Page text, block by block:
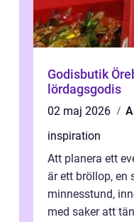
Godisbutik Örebro mer
lördagsgodis
02 maj 2026
inspiration
Att planera ett
är ett bröllop, en
minnesstund,
med saker att